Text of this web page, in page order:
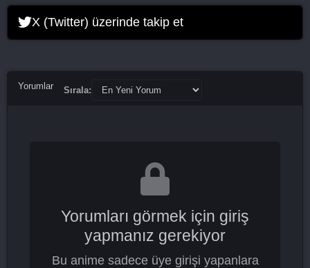
X (Twitter) üzerinde takip et
Yorumlar Sırala:
Yorumları görmek için giriş
yapmanız gerekiyor
Bu anime sadece üye girişi yapanlara